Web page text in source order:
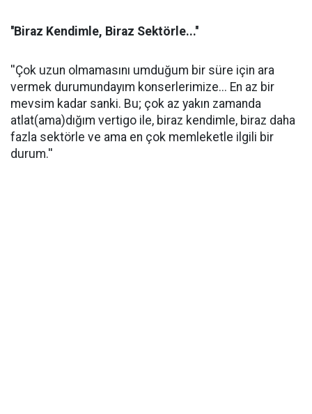
''Biraz Kendimle, Biraz Sektörle...''
''Çok uzun olmamasını umduğum bir süre için ara
vermek durumundayım konserlerimize... En az bir
mevsim kadar sanki. Bu; çok az yakın zamanda
atlat(ama)dığım vertigo ile, biraz kendimle, biraz daha
fazla sektörle ve ama en çok memleketle ilgili bir
durum.''